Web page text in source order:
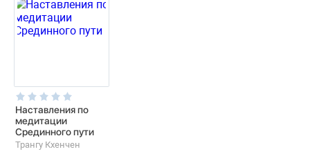
Наставления по
медитации
Срединного пути
Трангу Кхенчен